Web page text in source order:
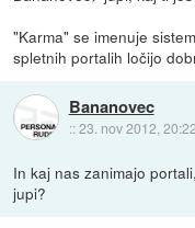
"Karma" se imenuje
spletnih portalih ločijo
Bananovec
::23. nov 2012, 20:22
In kaj nas zanimajo
jupi?